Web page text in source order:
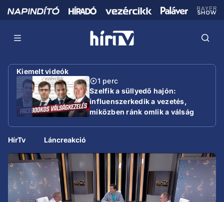
Kiemelt videók
1 perc
Szelfik a süllyedő hajón:
influenszerkedik a vezetés,
miközben ránk omlik a válság
HírTv Láncreakció